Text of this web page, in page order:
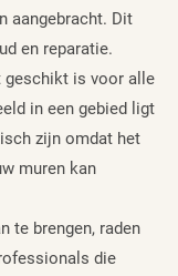
aangebracht. Dit
en reparatie.
geschikt is voor alle
in een gebied ligt
zijn omdat het
muren kan
te brengen, raden
die